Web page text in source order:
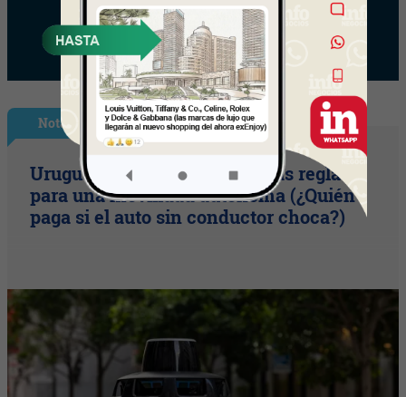
Nota Principal
Uruguay empieza a discutir las reglas
para una movilidad autónoma (¿Quién
paga si el auto sin conductor choca?)